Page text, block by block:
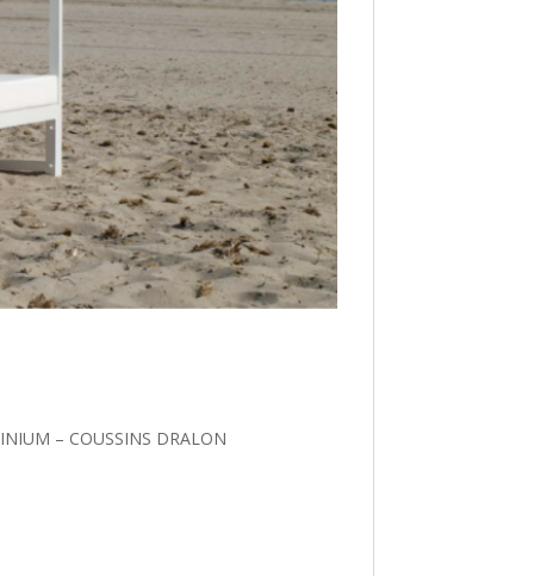
– COUSSINS DRALON